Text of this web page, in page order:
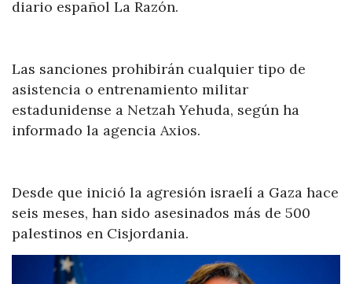
diario español La Razón.
Las sanciones prohibirán cualquier tipo de
asistencia o entrenamiento militar
estadunidense a Netzah Yehuda, según ha
informado la agencia Axios.
Desde que inició la agresión israelí a Gaza hace
seis meses, han sido asesinados más de 500
palestinos en Cisjordania.